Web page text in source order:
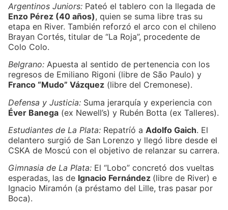
Argentinos Juniors: Pateó el tablero con la llegada de
Enzo Pérez (40 años), quien se suma libre tras su
etapa en River. También reforzó el arco con el chileno
Brayan Cortés, titular de “La Roja”, procedente de
Colo Colo.
Belgrano: Apuesta al sentido de pertenencia con los
regresos de Emiliano Rigoni (libre de São Paulo) y
Franco “Mudo” Vázquez (libre del Cremonese).
Defensa y Justicia: Suma jerarquía y experiencia con
Éver Banega (ex Newell’s) y Rubén Botta (ex Talleres).
Estudiantes de La Plata: Repatríó a Adolfo Gaich. El
delantero surgió de San Lorenzo y llegó libre desde el
CSKA de Moscú con el objetivo de relanzar su carrera.
Gimnasia de La Plata: El “Lobo” concretó dos vueltas
esperadas, las de Ignacio Fernández (libre de River) e
Ignacio Miramón (a préstamo del Lille, tras pasar por
Boca).